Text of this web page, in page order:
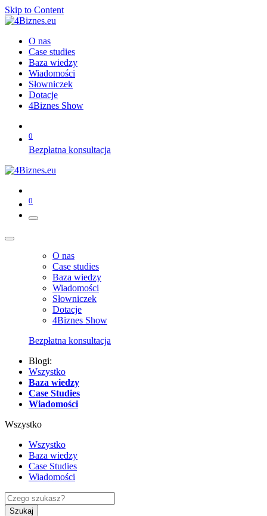
Skip to Content
O nas
Case studies
Baza wiedzy
Wiadomości
Słowniczek
Dotacje
4Biznes Show
0
Bezpłatna konsultacja
0
O nas
Case studies
Baza wiedzy
Wiadomości
Słowniczek
Dotacje
4Biznes Show
Bezpłatna konsultacja
Blogi:
Wszystko
Baza wiedzy
Case Studies
Wiadomości
Wszystko
Wszystko
Baza wiedzy
Case Studies
Wiadomości
Szukaj